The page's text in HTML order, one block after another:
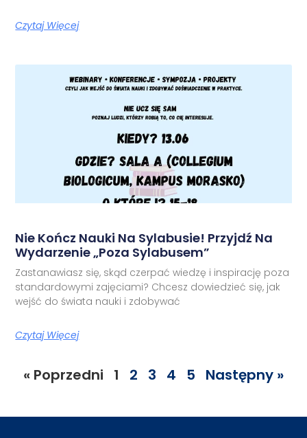
Czytaj Więcej
Nie Kończ Nauki Na Sylabusie! Przyjdź Na
Wydarzenie „Poza Sylabusem”
Zastanawiasz się, skąd czerpać wiedzę i inspirację poza
standardowymi zajęciami? Chcesz dowiedzieć się, jak
wejść do świata nauki i zdobywać
Czytaj Więcej
« Poprzedni 1 2 3 4 5 Następny »